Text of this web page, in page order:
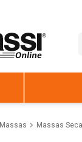
Massas Massas